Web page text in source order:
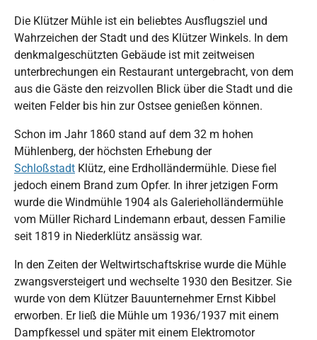
Die Klützer Mühle ist ein beliebtes Ausflugsziel und
Wahrzeichen der Stadt und des Klützer Winkels. In dem
denkmalgeschützten Gebäude ist mit zeitweisen
unterbrechungen ein Restaurant untergebracht, von dem
aus die Gäste den reizvollen Blick über die Stadt und die
weiten Felder bis hin zur Ostsee genießen können.
Schon im Jahr 1860 stand auf dem 32 m hohen
Mühlenberg, der höchsten Erhebung der
Schloßstadt Klütz, eine Erdholländermühle. Diese fiel
jedoch einem Brand zum Opfer. In ihrer jetzigen Form
wurde die Windmühle 1904 als Galerieholländermühle
vom Müller Richard Lindemann erbaut, dessen Familie
seit 1819 in Niederklütz ansässig war.
In den Zeiten der Weltwirtschaftskrise wurde die Mühle
zwangsversteigert und wechselte 1930 den Besitzer. Sie
wurde von dem Klützer Bauunternehmer Ernst Kibbel
erworben. Er ließ die Mühle um 1936/1937 mit einem
Dampfkessel und später mit einem Elektromotor